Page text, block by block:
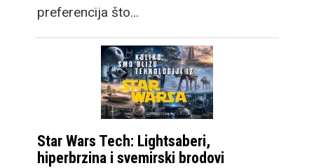
preferencija što…
Star Wars Tech: Lightsaberi,
hiperbrzina i svemirski brodovi